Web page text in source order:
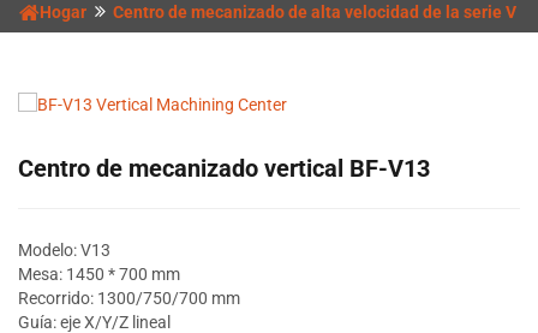
Hogar Centro de mecanizado de alta velocidad de la serie V
Centro de mecanizado vertical BF-V13
Modelo: V13
Mesa: 1450 * 700 mm
Recorrido: 1300/750/700 mm
Guía: eje X/Y/Z lineal